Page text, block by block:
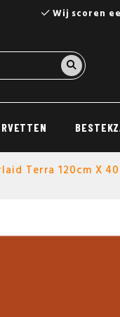
Wij scoren
Terra 120cm X